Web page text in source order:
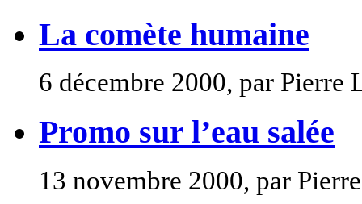
La comète humaine
6 décembre 2000, par Pierre
Promo sur l’eau salée
13 novembre 2000, par